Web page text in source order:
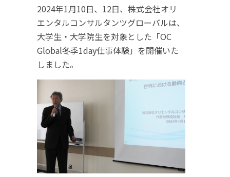
2024年1月10日、12日、株式会社オリ
エンタルコンサルタンツグローバルは、
大学生・大学院生を対象とした「OC
Global冬季1day仕事体験」を開催いた
しました。